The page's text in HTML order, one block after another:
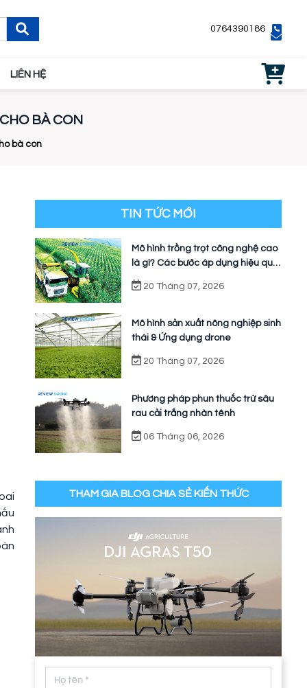
0764390186
LIÊN HỆ
BÀ CON
bà con
TIN TỨC MỚI
Mô hình trồng trọt công nghệ cao
là gì? Các bước áp dụng hiệu quả
20 Tháng 07, 2026
Mô hình sản xuất nông nghiệp sinh
thái & Ứng dụng drone
20 Tháng 07, 2026
Phương pháp phun thuốc trừ sâu
rau cải trắng nhàn tênh
06 Tháng 06, 2026
THAM GIA BLOG CHIA SẺ KIẾN THỨC